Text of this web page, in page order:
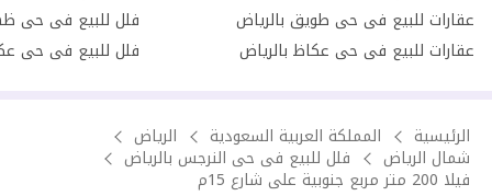
عقارات للبيع فى حى طويق بالرياض
عقارات للبيع فى حى عكاظ بالرياض
فلل للبيع فى حى
فلل للبيع فى حى
الرئيسية المملكة العربية السعودية الرياض
شمال الرياض فلل للبيع فى حى النرجس بالرياض
فيلا 200 متر مربع جنوبية على شارع 15م